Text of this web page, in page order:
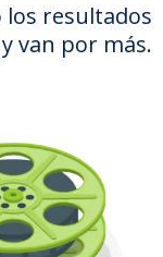
los resultados
van por más.